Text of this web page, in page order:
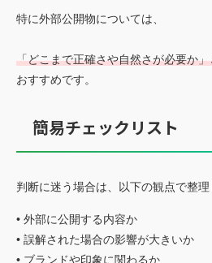
特に外部公開物については、
「どこまで正確さや自然さが必要か
おすすめです。
簡易チェックリスト
判断に迷う場合は、以下の観点で整理
• 外部に公開する内容か
• 誤解された場合の影響が大きいか
• ブランドや印象に関わるか